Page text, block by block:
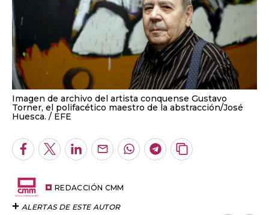
Imagen de archivo del artista conquense Gustavo
Torner, el polifacético maestro de la abstracción/José
Huesca.
EFE
Facebook
TwitterLinkedInEnviarWhatsapp
Telegram
Copiar
REDACCIÓN CMM
ALERTAS DE ESTE AUTOR